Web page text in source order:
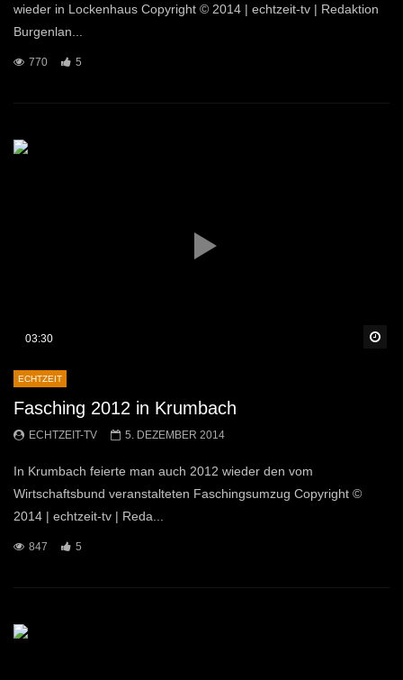
wieder in Lockenhaus Copyright © 2014 | echtzeit-tv | Redaktion
Burgenlan...
770 5
03:30
ECHTZEIT
Fasching 2012 in Krumbach
ECHTZEIT-TV 5. DEZEMBER 2014
In Krumbach feierte man auch 2012 wieder den vom
Wirtschaftsbund veranstalteten Faschingsumzug Copyright ©
2014 | echtzeit-tv | Reda...
847 5